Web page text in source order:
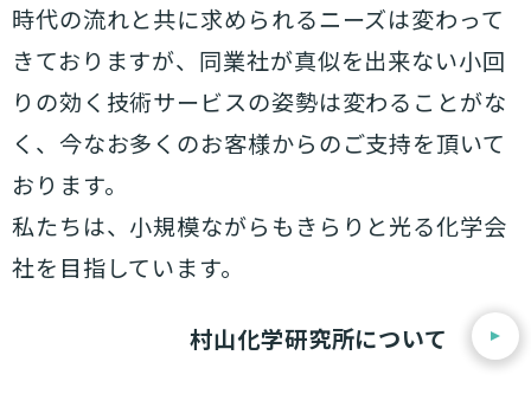
時代の流れと共に求められるニーズは変わって
きておりますが、同業社が真似を出来ない小回
りの効く技術サービスの姿勢は変わることがな
く、今なお多くのお客様からのご支持を頂いて
おります。
私たちは、小規模ながらもきらりと光る化学会
社を目指しています。
村山化学研究所について